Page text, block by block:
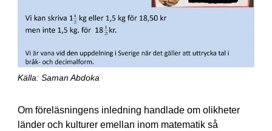
Källa: Saman Abdoka
Om föreläsningens inledning handlade om olikheter
länder och kulturer emellan inom matematik så